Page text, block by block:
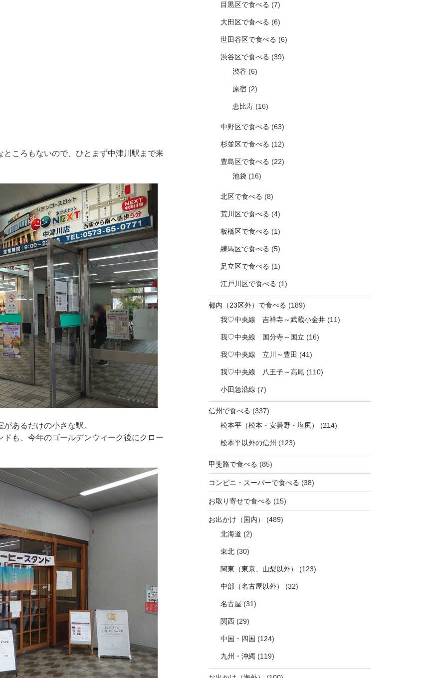
ころもないので、ひとまず中津川駅まで来
あるだけの小さな駅。
も、今年のゴールデンウィーク後にクロー
目黒区で食べる (7)
大田区で食べる (6)
世田谷区で食べる (6)
渋谷区で食べる (39)
渋谷 (6)
原宿 (2)
恵比寿 (16)
中野区で食べる (63)
杉並区で食べる (12)
豊島区で食べる (22)
池袋 (16)
北区で食べる (8)
荒川区で食べる (4)
板橋区で食べる (1)
練馬区で食べる (5)
足立区で食べる (1)
江戸川区で食べる (1)
都内（23区外）で食べる (189)
我♡中央線 吉祥寺～武蔵小金井 (11)
我♡中央線 国分寺～国立 (16)
我♡中央線 立川～豊田 (41)
我♡中央線 八王子～高尾 (110)
小田急沿線 (7)
信州で食べる (337)
松本平（松本・安曇野・塩尻）
(214)
松本平以外の信州 (123)
甲斐路で食べる (85)
コンビニ・スーパーで食べる (38)
お取り寄せで食べる (15)
お出かけ（国内）
(489)
北海道 (2)
東北 (30)
関東（東京、山梨以外） (123)
中部（名古屋以外） (32)
名古屋 (31)
関西 (29)
中国・四国 (124)
九州・沖縄 (119)